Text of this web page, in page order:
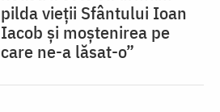
pilda vieții Sfântului Ioan
Iacob și moștenirea pe
care ne-a lăsat-o”